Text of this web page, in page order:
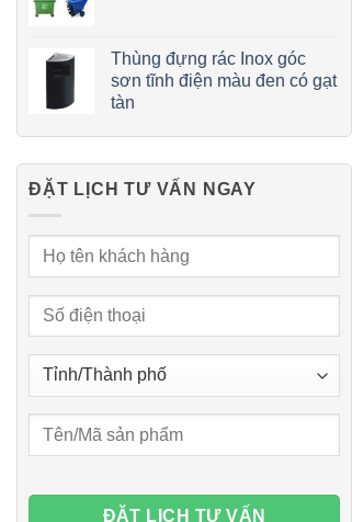
Thùng đựng rác Inox góc
sơn tĩnh điện màu đen có gạt
tàn
ĐẶT LỊCH TƯ VẤN NGAY